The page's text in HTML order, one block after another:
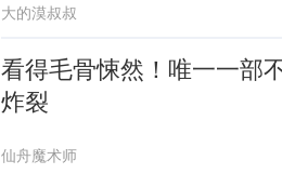
大的漠叔叔
看得毛骨悚然！唯一一部
炸裂
仙舟魔术师